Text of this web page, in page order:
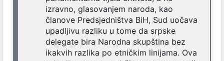
izravno, glasovanjem naroda, kao
članove Predsjedništva BiH, Sud uočava
upadljivu razliku u tome da srpske
delegate bira Narodna skupština bez
ikakvih razlika po etničkim linijama. Ova